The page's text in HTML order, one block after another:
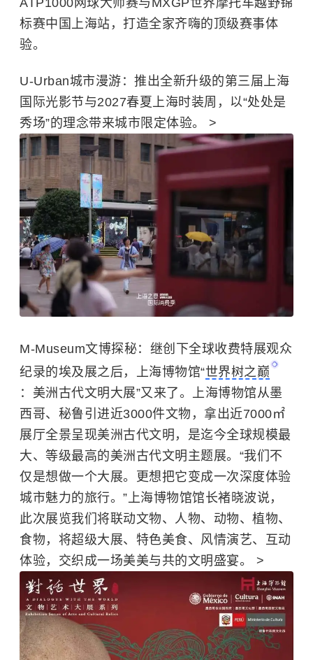
ATP1000网球大师赛与MXGP世界摩托车越野锦
标赛中国上海站，打造全家齐嗨的顶级赛事体
验。
U-Urban城市漫游 ：推出全新升级的第三届上海
国际光影节与2027春夏上海时装周，以“处处是
秀场”的理念带来城市限定体验。 >
M-Museum文博探秘： 继创下全球收费特展观众
纪录的埃及展之后，
上海博物馆“世界树之巅
：美洲古代文明大展”又来了。上海博物馆从墨
西哥、秘鲁引进近3000件文物，拿出近7000㎡
展厅全景呈现美洲古代文明，是迄今全球规模最
大、等级最高的美洲古代文明主题展。“我们不
仅是想做一个大展。更想把它变成一次深度体验
城市魅力的旅行。”上海博物馆馆长褚晓波说，
此次展览我们将联动文物、人物、动物、植物、
食物，将超级大展、特色美食、风情演艺、互动
体验，交织成一场美美与共的文明盛宴。
>